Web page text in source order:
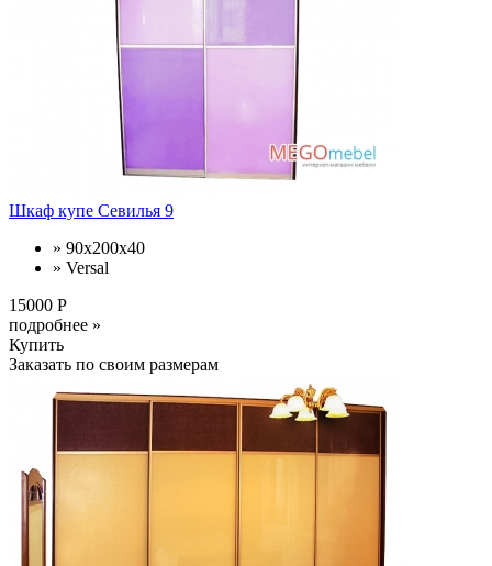
Шкаф купе Севилья 9
» 90x200x40
» Versal
15000 Р
подробнее »
Купить
Заказать по своим размерам